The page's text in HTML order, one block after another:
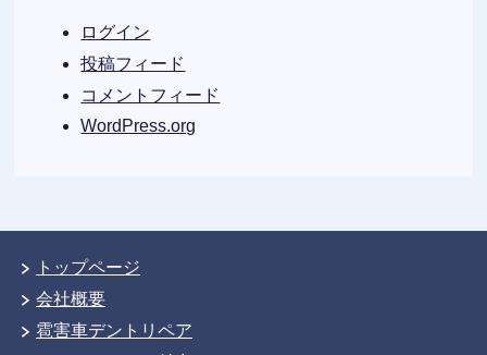
ログイン
投稿フィード
コメントフィード
WordPress.org
トップページ
会社概要
雹害車デントリペア